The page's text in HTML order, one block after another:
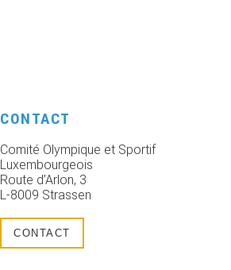
CONTACT
Comité Olympique et Sportif
Luxembourgeois
Route d’Arlon, 3
L-8009 Strassen
CONTACT